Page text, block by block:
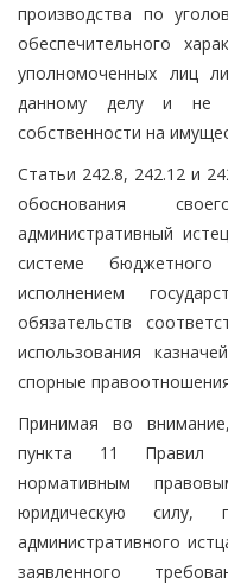
производства по
обеспечительного
уполномоченных лиц
данному делу и не
собственности на
Статьи 242.8, 242.12 и
обоснования
административный
системе
исполнением
обязательств
использования
спорные
Принимая во
пункта 11 Правил
нормативным
юридическую силу,
административного
заявленного